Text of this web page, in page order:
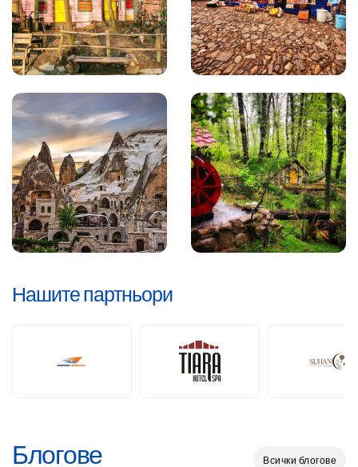
Нашите партньори
Блогове Всички блогове